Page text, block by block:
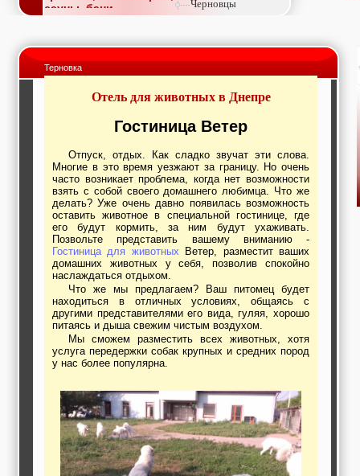
сауны, бани
продажа, съем
Окна, стекло,
витражи, входные
светопразрачные
Образование и наука,
тренинги, семинары,
повышение
квалификации
Промышленное
оборудование:
заводы, предприятия,
фабрики, легкая
промышленность,
металлургия
Развлечения и
активный отдых:
спортклубы, фитнес,
бильярд, боулинг,
кино, спорттовары,
экстим
Строительство и
ремонт: проектные
работы,
отделочные
материалы,
строительные
машины и техника,
все для
коммуникаций
Туризм, отдых,
Черновцы
Терновка
Отель для животных в Днепре
Гостиница Ветер
Отпуск, отдых. Как сладко звучат эти слова.
Многие в это время уезжают за границу. Но очень
часто возникает проблема, когда нет возможности
взять с собой своего домашнего любимца. Что же
делать? Уже очень давно появилась возможность
оставить животное в специальной гостинице, где
его будут кормить, за ним будут ухаживать.
Позвольте представить вашему вниманию -
Гостиница для животных Ветер, разместит ваших
домашних животных у себя, позволив спокойно
наслаждаться отдыхом.
Что же мы предлагаем? Ваш питомец будет
находиться в отличных условиях, общаясь с
другими представителями его вида, гуляя, хорошо
питаясь и дыша свежим чистым воздухом.
Мы сможем разместить всех животных, хотя
услуга передержки собак крупных и средних пород
у нас более популярна.